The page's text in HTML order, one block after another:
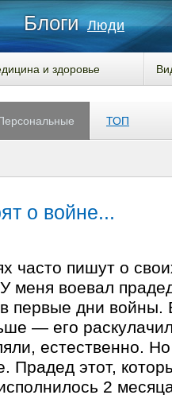
Блоги Люди
и здоровье
ТОП
о войне...
часто пишут о
У меня воевал
в первые дни
— его
естественно.
Прадед этот,
2